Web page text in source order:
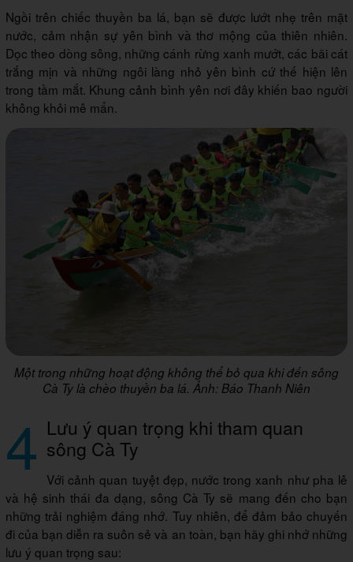
Ngồi trên chiếc thuyền ba lá, bạn sẽ được lướt nhẹ trên mặt
nước, cảm nhận sự yên bình và thơ mộng của thiên nhiên.
Dọc theo dòng sông, những cánh rừng xanh mướt, các bãi cát
trắng mịn và những ngôi làng nhỏ yên bình cứ thế hiện lên
trong tầm mắt. Khung cảnh bình yên nơi đây khiến bao người
không khỏi mê mẩn.
Một trong những hoạt động không thể bỏ qua khi đến sông
Cà Ty là chèo thuyền ba lá. Ảnh: Báo Thanh Niên
4 Lưu ý quan trọng khi tham quan
sông Cà Ty
Với cảnh quan tuyệt đẹp, nước trong xanh như pha lê
và hệ sinh thái đa dạng, sông Cà Ty sẽ mang đến cho bạn
những trải nghiệm đáng nhớ. Tuy nhiên, để đảm bảo chuyến
đi của bạn diễn ra suôn sẻ và an toàn, bạn hãy ghi nhớ những
lưu ý quan trọng sau: